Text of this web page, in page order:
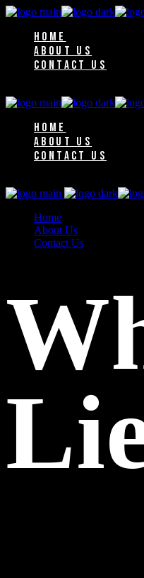
HOME
ABOUT US
CONTACT US
HOME
ABOUT US
CONTACT US
Home
About Us
Contact Us